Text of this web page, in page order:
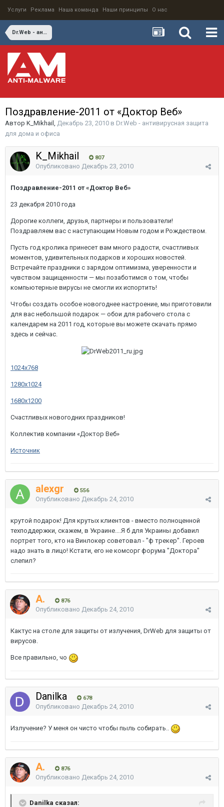
Услуги Реклама Наша команда Наши принципы О нас
Dr.Web - антивирусная защита для дома и офиса
Поздравление-2011 от «Доктор Веб»
Автор K_Mikhail , Декабрь 23, 2010 в Dr.Web - антивирусная защита
для дома и офиса
K_Mikhail 807
Опубликовано Декабрь 23, 2010
Поздравление-2011 от «Доктор Веб»
23 декабря 2010 года
Дорогие коллеги, друзья, партнеры и пользователи!
Поздравляем вас с наступающим Новым годом и Рождеством.
Пусть год кролика принесет вам много радости, счастливых
моментов, удивительных подарков и хороших новостей.
Встречайте праздники с зарядом оптимизма, уверенности и
чувством защищенности — мы позаботимся о том, чтобы
компьютерные вирусы не смогли их испортить!
Чтобы создать особое новогоднее настроение, мы приготовили
для вас небольшой подарок — обои для рабочего стола с
календарем на 2011 год, которые вы можете скачать прямо
здесь и сейчас.
1024x768
1280x1024
1680x1200
Счастливых новогодних праздников!
Коллектив компании «Доктор Веб»
Источник
alexgr 556
Опубликовано Декабрь 24, 2010
крутой подарок! Для крутых клиентов - вместо полноценной
техподдержки, скажем, в Украине....Я б для Украины добавил
портрет того, кто на Винлокер советовал - "ф трекер". Героев
надо знать в лицо! Кстати, его не комсорг форума "Доктора"
слепил?
A. 876
Опубликовано Декабрь 24, 2010
Кактус на столе для защиты от излучения, DrWeb для защиты от
вирусов.
Все правильно, чо
Danilka 678
Опубликовано Декабрь 24, 2010
Излучение? У меня он чисто чтобы пыль собирать..
A. 876
Опубликовано Декабрь 24, 2010
Danilka сказал: